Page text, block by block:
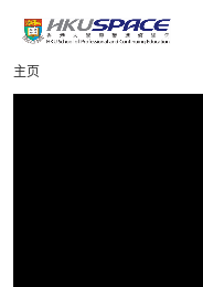
content
Main
content
主页